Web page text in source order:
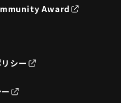
Award
シー